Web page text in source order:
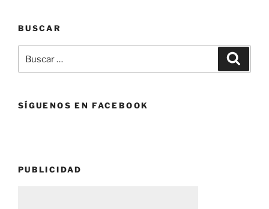
BUSCAR
por:
SÍGUENOS EN FACEBOOK
PUBLICIDAD